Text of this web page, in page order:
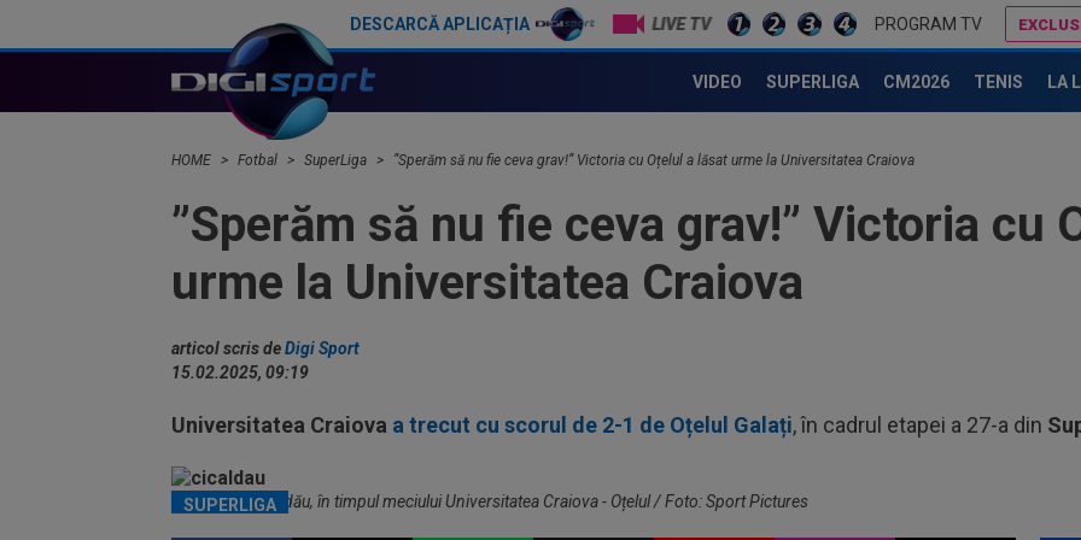
DESCARCĂ APLICAȚIA LIVE TV PROGRAM TV
VIDEO SUPERLIGA CM2026 TENIS LA
HOME Fotbal SuperLiga ”Sperăm să nu fie ceva grav!” Victoria cu Oțelul a lăsat urme la Universitatea Craiova
”Sperăm să nu fie ceva grav!” Victoria cu
urme la Universitatea Craiova
articol scris deDigi Sport
15.02.2025, 09:19
Universitatea Craiova a trecut cu scorul de 2-1 de Oțelul Galați, în cadrul etapei a 27-a din
SUPERLIGA
Alexandru Cicâldău, în timpul meciului Universitatea Craiova - Oțelul / Foto: Sport Pictures
Ce